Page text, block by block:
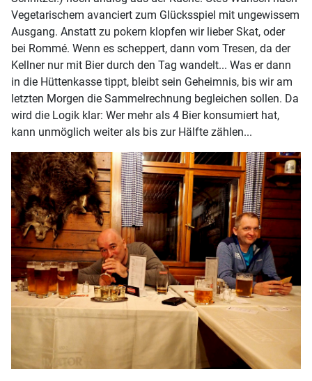
Vegetarischem avanciert zum Glücksspiel mit ungewissem
Ausgang. Anstatt zu pokern klopfen wir lieber Skat, oder
bei Rommé. Wenn es scheppert, dann vom Tresen, da der
Kellner nur mit Bier durch den Tag wandelt... Was er dann
in die Hüttenkasse tippt, bleibt sein Geheimnis, bis wir am
letzten Morgen die Sammelrechnung begleichen sollen. Da
wird die Logik klar: Wer mehr als 4 Bier konsumiert hat,
kann unmöglich weiter als bis zur Hälfte zählen...